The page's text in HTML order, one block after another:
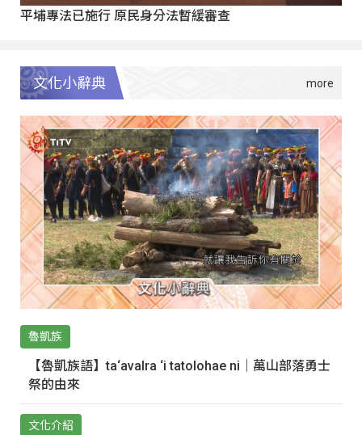
平埔專法已施行 原民身分法暫緩審查
文化小辭典
魯凱族
【魯凱族語】ta‘avalra ‘i tatolohae ni｜萬山部落勇士
祭的由來
文化介紹